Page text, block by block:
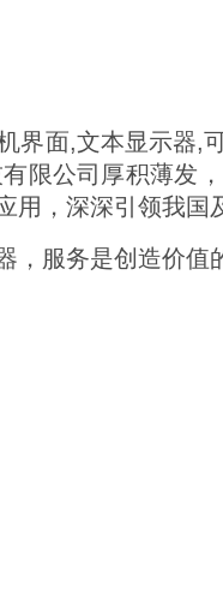
面,文本显示器,
限公司厚积薄发
用，深深引领我国
服务是创造价值